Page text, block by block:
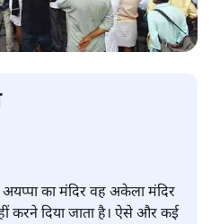
का मंदिर वह अकेला मंदिर
करने दिया जाता है। ऐसे और कई